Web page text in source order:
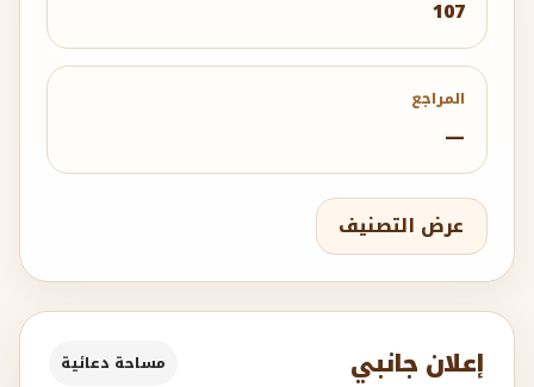
107
المراجع
—
عرض التصنيف
إعلان جانبي مساحة دعائية